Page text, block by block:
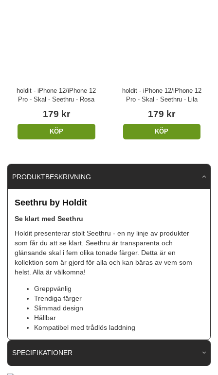
holdit - iPhone 12/iPhone 12
Pro - Skal - Seethru - Rosa
179 kr
KÖP
holdit - iPhone 12/iPhone 12
Pro - Skal - Seethru - Lila
179 kr
KÖP
PRODUKTBESKRIVNING
Seethru by Holdit
Se klart med Seethru
Holdit presenterar stolt Seethru - en ny linje av produkter
som får du att se klart. Seethru är transparenta och
glänsande skal i fem olika tonade färger. Detta är en
kollektion som är gjord för alla och kan bäras av vem som
helst. Alla är välkomna!
Greppvänlig
Trendiga färger
Slimmad design
Hållbar
Kompatibel med trådlös laddning
SPECIFIKATIONER